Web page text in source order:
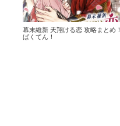
幕末維新 天翔ける恋 攻略まとめ！
ばくてん！